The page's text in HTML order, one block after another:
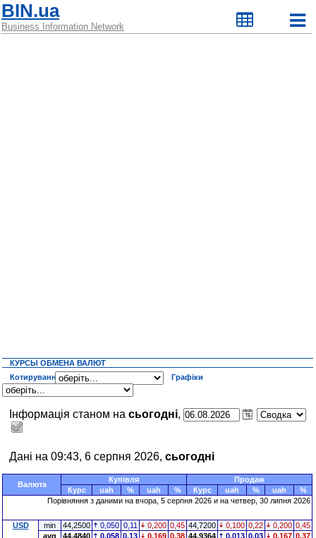
BIN.ua
Business Information Network
КУРСЫ ОБМЕНА ВАЛЮТ
Котирування
Графіки
Інформація станом насьогодні,
Дані на 09:43, 6 серпня 2026, сьогодні
Валюта
Купівля
Продаж
Курс
uah % uah % Курс uah % uah
%
Порівняння з даними на вчора , 5 серпня 2026 и на четвер, 30 липня 2026
USD min 44,2500 0,050 0,11 0,200 0,45 44,7200 0,100 0,22 0,200 0,45
avg
44,4840 0,058 0,13 0,169 0,38 44,9364 0,013 0,03 0,167 0,37